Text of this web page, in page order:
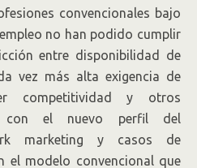
convencionales bajo
no han podido cumplir
entre disponibilidad de
vez más alta exigencia de
competitividad y otros
con el nuevo perfil del
marketing y casos de
el modelo convencional que